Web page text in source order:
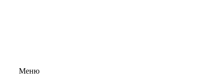
Меню